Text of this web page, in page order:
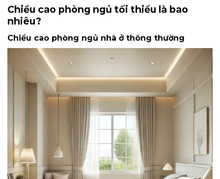
Chiều cao phòng ngủ tối thiểu là bao
nhiêu?
Chiều cao phòng ngủ nhà ở thông thường